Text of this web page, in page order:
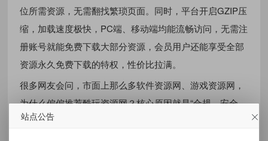
位所需资源，无需翻找繁琐页面。同时，平台开启GZIP压
缩，加载速度极快，PC端、移动端均能流畅访问，无需注
册账号就能免费下载大部分资源，会员用户还能享受全部
资源永久免费下载的特权，性价比拉满。
很多网友会问，市面上那么多软件资源网、游戏资源网，
为什么偏偏推荐酷玩资源网？核心原因就是“合规、安全、
高效”。如今百度对资源类网站的审核越来越严格，那些杂
站点公告